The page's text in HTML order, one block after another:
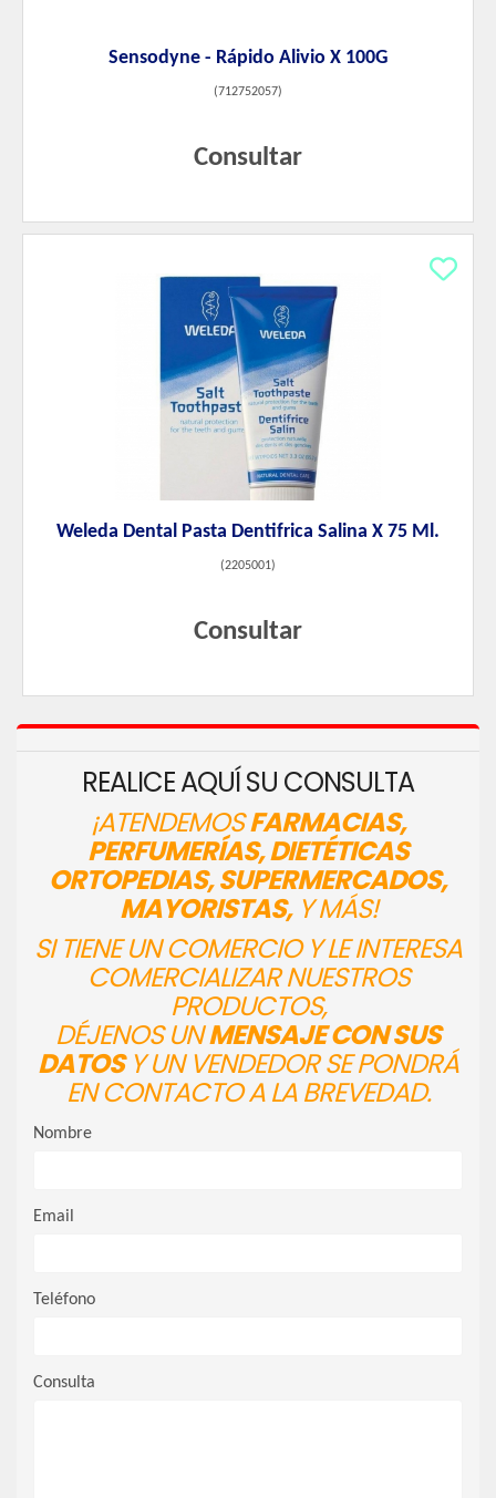
Sensodyne - Rápido Alivio X 100G
(712752057)
Consultar
Weleda Dental Pasta Dentifrica Salina X 75 Ml.
(2205001)
Consultar
REALICE AQUÍ SU CONSULTA
¡ATENDEMOSFARMACIAS,
PERFUMERÍAS, DIETÉTICAS
ORTOPEDIAS, SUPERMERCADOS,
MAYORISTAS,Y MÁS!
SI TIENE UN COMERCIO Y LE INTERESA
COMERCIALIZAR NUESTROS
PRODUCTOS,
DÉJENOS UNMENSAJE CON SUS
DATOSY UN VENDEDOR SE PONDRÁ
EN CONTACTO A LA BREVEDAD.
Nombre
Email
Teléfono
Consulta